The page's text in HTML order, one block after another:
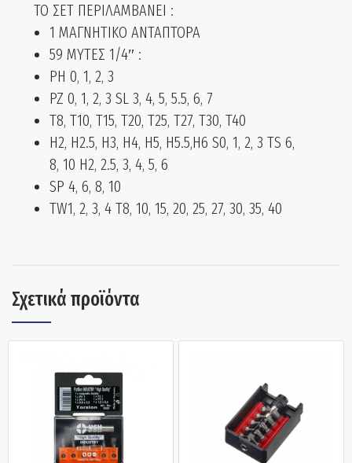
ΤΟ ΣΕΤ ΠΕΡΙΛΑΜΒΑΝΕΙ :
1 ΜΑΓΝΗΤΙΚΟ ΑΝΤΑΠΤΟΡΑ
59 ΜΥΤΕΣ 1/4″ :
PH 0, 1, 2, 3
PZ 0, 1, 2, 3 SL 3, 4, 5, 5.5, 6, 7
T8, T10, T15, T20, T25, T27, T30, T40
H2, H2.5, H3, H4, H5, H5.5,H6 S0, 1, 2, 3 TS 6,
8, 10 H2, 2.5, 3, 4, 5, 6
SP 4, 6, 8, 10
TW1, 2, 3, 4 T8, 10, 15, 20, 25, 27, 30, 35, 40
Σχετικά προϊόντα